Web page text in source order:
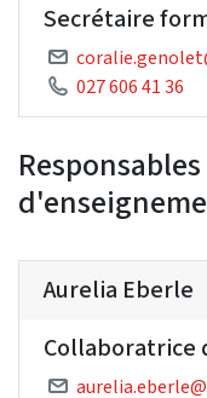
Secrétaire
027 606 41 36
Aurelia Eberle
Collaboratrice